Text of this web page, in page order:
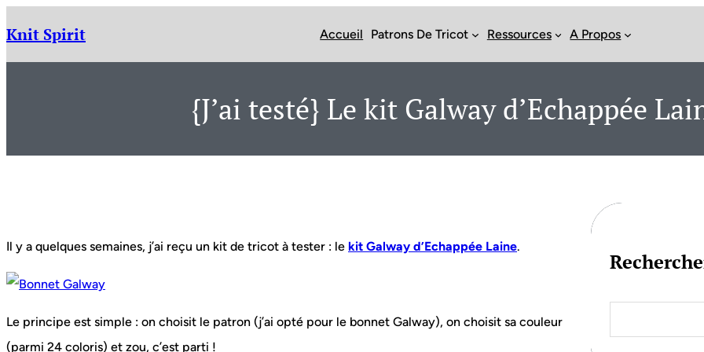
contenu
Knit Spirit Accueil Patrons De Tricot Ressources A Propos
{J’ai testé} Le kit Galway d’Echappée
Il y a quelques semaines, j’ai reçu un kit de tricot à tester : le kit Galway d’Echappée Laine.
Le principe est simple : on choisit le patron (j’ai opté pour le bonnet Galway), on choisit sa couleur
(parmi 24 coloris) et zou, c’est parti !
a